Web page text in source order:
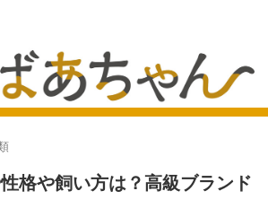
格や飼い方は？高級ブランド